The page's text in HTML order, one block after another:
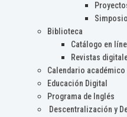
Biblioteca
Catálogo en
Revistas
Calendario académico
Educación Digital
Programa de Inglés
Descentralización y